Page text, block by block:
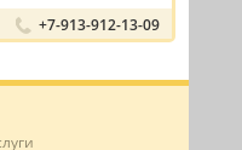
+7-913-912-13-09